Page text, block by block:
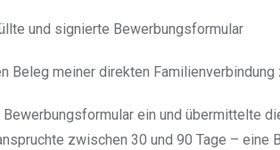
und signierte Bewerbungsformular
Beleg meiner direkten Familienverbindung
Bewerbungsformular ein und übermittelte
zwischen 30 und 90 Tage –